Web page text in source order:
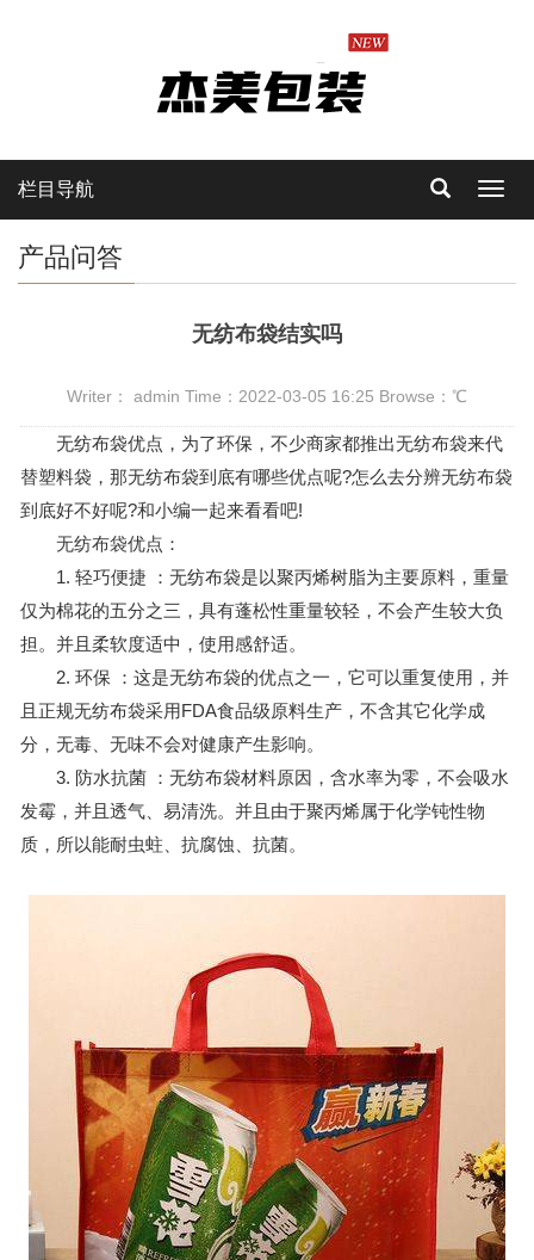
栏目导航
产品问答
无纺布袋结实吗
Writer： admin Time：2022-03-05 16:25 Browse： ℃
无纺布袋优点，为了环保，不少商家都推出无纺布袋来代
替塑料袋，那无纺布袋到底有哪些优点呢?怎么去分辨无纺布袋
到底好不好呢?和小编一起来看看吧!
无纺布袋优点：
1. 轻巧便捷 ：无纺布袋是以聚丙烯树脂为主要原料，重量
仅为棉花的五分之三，具有蓬松性重量较轻，不会产生较大负
担。并且柔软度适中，使用感舒适。
2. 环保 ：这是无纺布袋的优点之一，它可以重复使用，并
且正规无纺布袋采用FDA食品级原料生产，不含其它化学成
分，无毒、无味不会对健康产生影响。
3. 防水抗菌 ：无纺布袋材料原因，含水率为零，不会吸水
发霉，并且透气、易清洗。并且由于聚丙烯属于化学钝性物
质，所以能耐虫蛀、抗腐蚀、抗菌。